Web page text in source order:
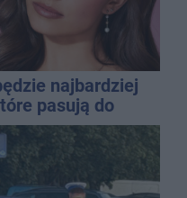
najbardziej
pasują do